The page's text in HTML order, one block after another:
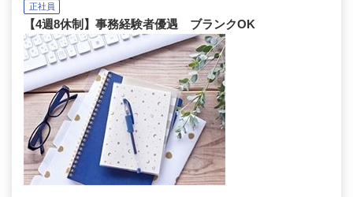
正社員
【4週8休制】事務経験者優遇 ブランクOK